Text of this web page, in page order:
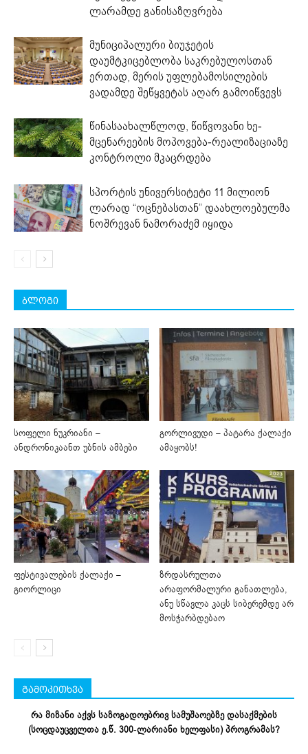
ლარამდე განისაზღვრება
მუნიციპალური ბიუჯეტის
დაუმტკიცებლობა საკრებულოსთან
ერთად, მერის უფლებამოსილების
ვადამდე შეწყვეტას აღარ გამოიწვევს
წინასაახალწლოდ, წიწვოვანი ხე-
მცენარეების მოპოვება-რეალიზაციაზე
კონტროლი მკაცრდება
სპორტის უნივერსიტეტი 11 მილიონ
ლარად “ოცნებასთან” დაახლოებულმა
ნოშრევან ნამორაძემ იყიდა
ბლოგი
სოფელი ნუკრიანი –
ანდრონიკაანთ უბნის ამბები
გორლივუდი – პატარა ქალაქი
ამაყობს!
ფესტივალების ქალაქი –
გიორლიცი
ზრდასრულთა
არაფორმალური განათლება,
ანუ სწავლა კაცს სიბერემდე არ
მოსჭარბდებაო
გამოკითხვა
რა მიზანი აქვს საზოგადოებრივ სამუშაოებზე დასაქმების
(სოცდაუცველთა ე.წ. 300-ლარიანი ხელფასი) პროგრამას?